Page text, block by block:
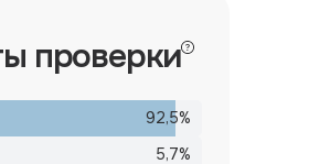
проверки
92,5%
5,7%